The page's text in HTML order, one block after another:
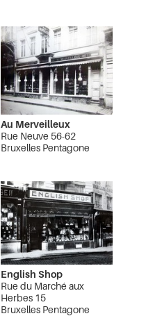
Au Merveilleux
Rue Neuve 56-62
Bruxelles Pentagone
English Shop
Rue du Marché aux
Herbes 15
Bruxelles Pentagone